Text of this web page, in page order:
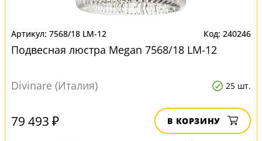
7568/18 LM-12 240246
Подвесная люстра Megan 7568/18 LM-12
Divinare (Италия) 25 шт.
79 493 ₽ В КОРЗИНУ